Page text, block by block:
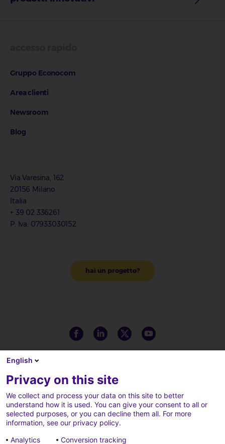
Gruppo Econocom
Area clienti
Newsroom
Blog
Via Varesina, 162
20156 Milano
Italia
+ 39 02 336261
P. Iva: 07933030152
hai un progetto?
English
Privacy on this site
We collect and process your data on this site to better
understand how it is used. You can give your consent to all or
selected purposes, or you can decline them all. For more
information, see our privacy policy.
Analytics
Conversion tracking